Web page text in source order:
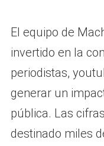
El equipo de
invertido en la
periodistas,
generar un
pública. Las
destinado miles